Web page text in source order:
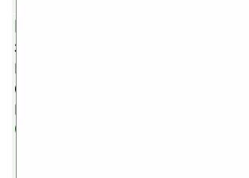
FoneWatch 1.00d
записывает все входящие и
исходящие вызовы,
специальную базу. Потом
можно прослушать.
Скачать